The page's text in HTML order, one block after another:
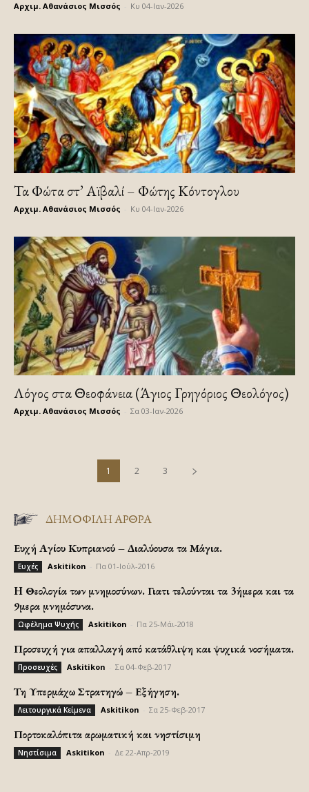
Αρχιμ. Αθανάσιος Μισσός Κυ 04-Ιαν-2026
Τα Φώτα στ’ Αϊβαλί – Φώτης Κόντογλου
Αρχιμ. Αθανάσιος Μισσός Κυ 04-Ιαν-2026
Λόγος στα Θεοφάνεια (Άγιος Γρηγόριος Θεολόγος)
Αρχιμ. Αθανάσιος Μισσός Σα 03-Ιαν-2026
1 2 3
ΔΗΜΟΦΙΛΗ ΑΡΘΡΑ
Ευχή Αγίου Κυπριανού – Διαλύουσα τα Μάγια.
Ευχές Askitikon Πα 01-Ιούλ-2016
H Θεολογία των μνημοσύνων. Γιατι τελούνται τα 3ήμερα και τα
9μερα μνημόσυνα.
Ωφέλημα Ψυχής Askitikon Πα 25-Μάι-2018
Προσευχή για απαλλαγή από κατάθλιψη και ψυχικά νοσήματα.
Προσευχές Askitikon Σα 04-Φεβ-2017
Τη Υπερμάχω Στρατηγώ – Εξήγηση.
Λειτουργικά Κείμενα Askitikon Σα 25-Φεβ-2017
Πορτοκαλόπιτα αρωματική και νηστίσιμη
Νηστίσιμα Askitikon Δε 22-Απρ-2019